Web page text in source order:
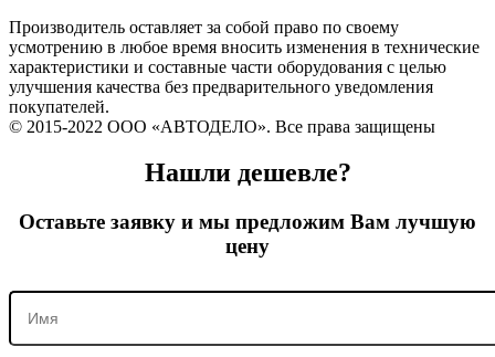
Производитель оставляет за собой право по своему
усмотрению в любое время вносить изменения в технические
характеристики и составные части оборудования с целью
улучшения качества без предварительного уведомления
покупателей.
© 2015-2022 ООО «АВТОДЕЛО». Все права защищены
Нашли дешевле?
Оставьте заявку и мы предложим Вам лучшую
цену